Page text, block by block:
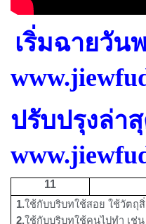
เริ่มฉายวัน
ปรับปรุงล่า
11
1.ใช้กับบริบทใช้สอย ใช้วัตถุ
2.ใช้กับบริบทใช้คนไปทำ เช่